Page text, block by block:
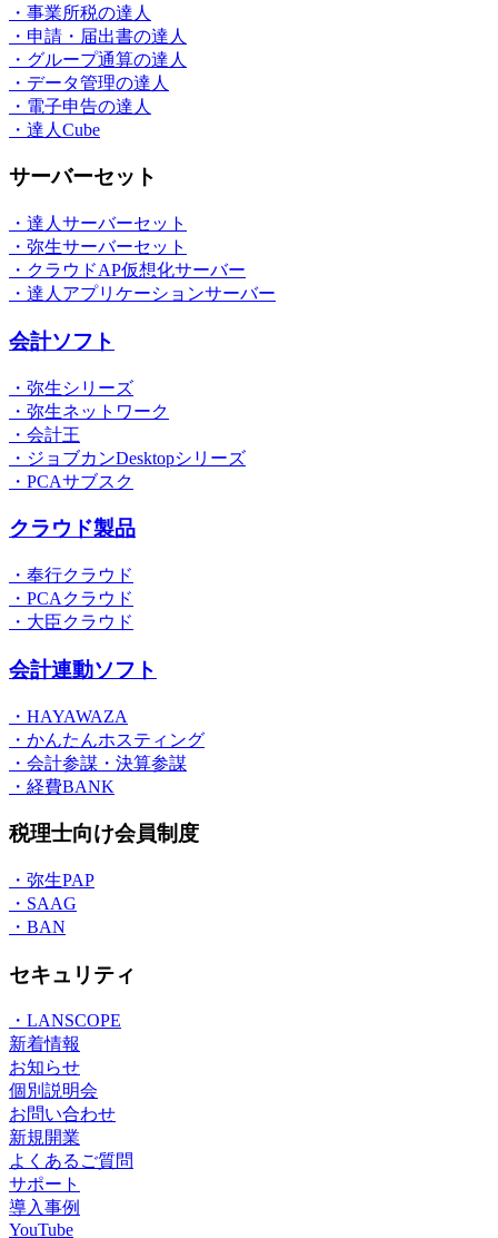
・事業所税の達人
・申請・届出書の達人
・グループ通算の達人
・データ管理の達人
・電子申告の達人
・達人Cube
サーバーセット
・達人サーバーセット
・弥生サーバーセット
・クラウドAP仮想化サーバー
・達人アプリケーションサーバー
会計ソフト
・弥生シリーズ
・弥生ネットワーク
・会計王
・ジョブカンDesktopシリーズ
・PCAサブスク
クラウド製品
・奉行クラウド
・PCAクラウド
・大臣クラウド
会計連動ソフト
・HAYAWAZA
・かんたんホスティング
・会計参謀・決算参謀
・経費BANK
税理士向け会員制度
・弥生PAP
・SAAG
・BAN
セキュリティ
・LANSCOPE
新着情報
お知らせ
個別説明会
お問い合わせ
新規開業
よくあるご質問
サポート
導入事例
YouTube